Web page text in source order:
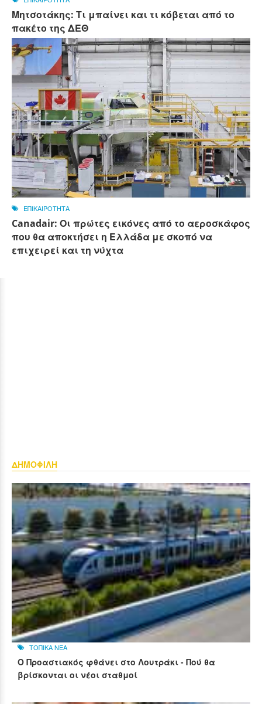
Μητσοτάκης: Τι μπαίνει και τι κόβεται από το
πακέτο της ΔΕΘ
ΕΠΙΚΑΙΡΟΤΗΤΑ
Canadair: Οι πρώτες εικόνες από το αεροσκάφος
που θα αποκτήσει η Ελλάδα με σκοπό να
επιχειρεί και τη νύχτα
ΔΗΜΟΦΙΛΗ
ΤΟΠΙΚΑ ΝΕΑ
Ο Προαστιακός φθάνει στο Λουτράκι - Πού θα
βρίσκονται οι νέοι σταθμοί